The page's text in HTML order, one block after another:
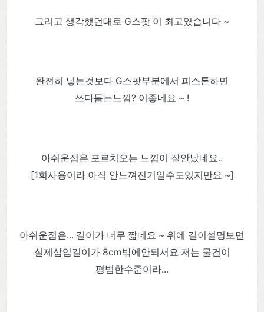
그리고 생각했던대로 G스팟 이 최고였습니다 ~
완전히 넣는것보다 G스팟부분에서 피스톤하면
쓰다듬는느낌? 이좋네요 ~ !
아쉬운점은 포르치오는 느낌이 잘안났네요..
[1회사용이라 아직 안느껴진거일수도있지만요 ~]
아쉬운점은... 길이가 너무 짧네요 ~ 위에 길이설명보면
실제삽입길이가 8cm밖에안되서요 저는 물건이
평범한수준이라...